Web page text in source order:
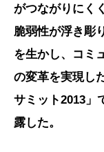
がつながりにく
脆弱性が浮き彫
を生かし、コミ
の変革を実現し
サミット2013」
露した。